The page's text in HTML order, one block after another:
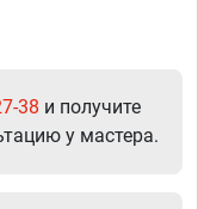
38 и получите
у мастера.